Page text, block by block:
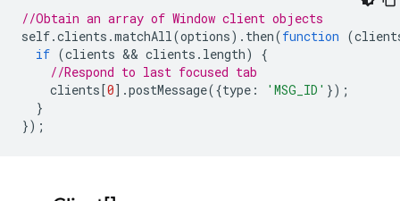
//Obtain an array of Window client objects
self.clients .matchAll(options). then(function (
if (clients && clients . length)
{
//Respond to last focused tab
clients[0].postMessage({type : 'MSG_ID' });
}
});